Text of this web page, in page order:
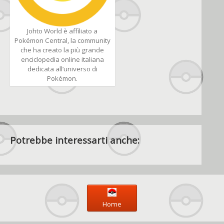
Johto World è affiliato a
Pokémon Central, la community
che ha creato la più grande
enciclopedia online italiana
dedicata all’universo di
Pokémon.
Potrebbe interessarti anche:
Home